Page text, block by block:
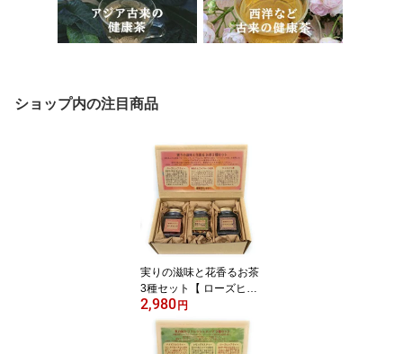
ショップ内の注目商品
実りの滋味と花香るお茶
3種セット【 ローズヒッ
プ・青森りんごのフルー
ツ 紅茶・ジャスミン茶
】ギフト 健康茶ギャラリ
2,980 円